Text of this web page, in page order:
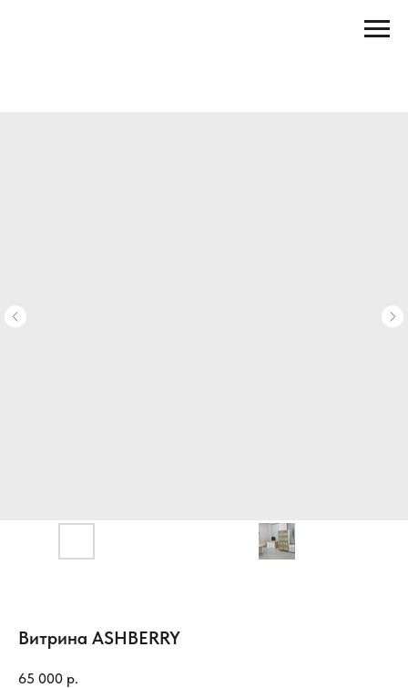
Витрина ASHBERRY
65 000 р.